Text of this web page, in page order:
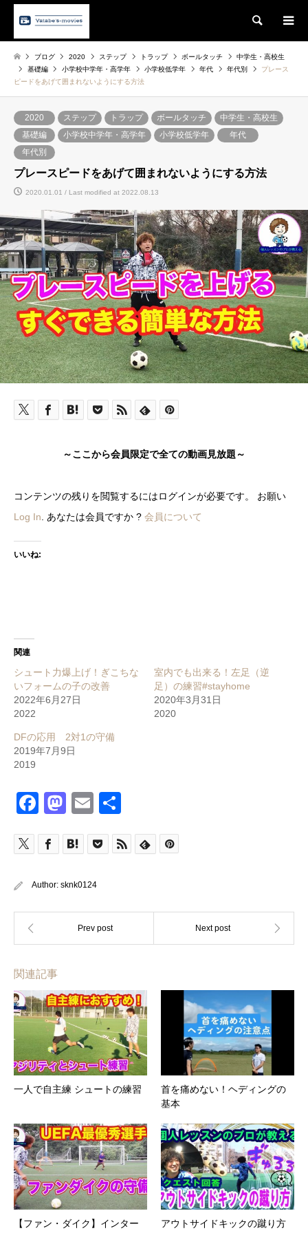
Search
ブログ 2020 ステップ トラップ ボールタッチ
中学生・高校生
基礎編
小学校中学年・高学年 小学校低学年 年代 年代別
プレース
ピードをあげて囲まれないようにする方法
2020 ステップ トラップ ボールタッチ
中学生・高校生
基礎編
小学校中学年・高学年 小学校低学年
年代
年代別
プレースピードをあげて囲まれないようにする方法
2020.01.01 / Last modified at 2022.08.13
～ここから会員限定で全ての動画見放題～
コンテンツの残りを閲覧するにはログインが必要です。 お願い
Log In . あなたは会員ですか ? 会員について
いいね:
関連
シュート力爆上げ！ぎこちな
いフォームの子の改善
2022年6月27日
2022
室内でも出来る！左足（逆
足）の練習#stayhome
2020年3月31日
2020
DFの応用 2対1の守備
2019年7月9日
2019
Facebook
Mastodon
Email
Author: sknk0124
関連記事
一人で自主練 シュートの練習
首を痛めない！ヘディングの
基本
【ファン・ダイク】インター
アウトサイドキックの蹴り方